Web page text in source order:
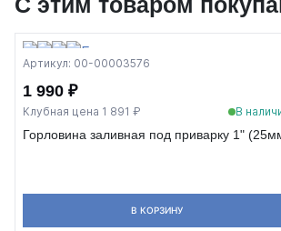
Артикул: 00-00003576
1 990 ₽
Клубная цена 1 891 ₽ В
Горловина заливная под приварку 1"
В КОРЗИНУ